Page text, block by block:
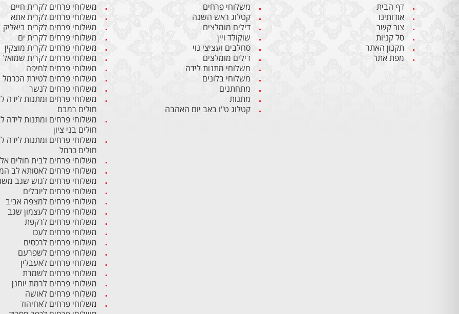
דף הבית
אודותינו
צור קשר
סל קניות
תקנון האתר
מפת אתר
משלוחי פרחים
קטלוג ראש השנה
דילים מומלצים
שוקולד ויין
סחלבים ועציצי נוי
דילים מומלצים
משלוחי מתנות לידה
משלוחי בלונים
מתחתנים
מתנות
קטלוג ט"ו באב יום האהבה
משלוחי פרחים לקרית חיים
משלוחי פרחים לקרית אתא
משלוחי פרחים לקרית ביאליק
משלוחי פרחים לקרית ים
משלוחי פרחים לקרית מוצקין
משלוחי פרחים לקרית שמואל
משלוחי פרחים לחיפה
משלוחי פרחים לטירת הכרמל
משלוחי פרחים לנשר
משלוחי פרחים ומתנות לידה
חולים רמבם
משלוחי פרחים ומתנות לידה
חולים בני ציון
משלוחי פרחים ומתנות לידה
חולים כרמל
משלוחי פרחים לבית חולים
משלוחי פרחים לאסותא לב
משלוחי פרחים לגוש שגב
משלוחי פרחים ליובלים
משלוחי פרחים למצפה אביב
משלוחי פרחים לעצמון שגב
משלוחי פרחים לרקפת
משלוחי פרחים לעכו
משלוחי פרחים לרכסים
משלוחי פרחים לשפרעם
משלוחי פרחים לאעבלין
משלוחי פרחים לשמרת
משלוחי פרחים לרמת יוחנן
משלוחי פרחים לאושה
משלוחי פרחים לאחיהוד